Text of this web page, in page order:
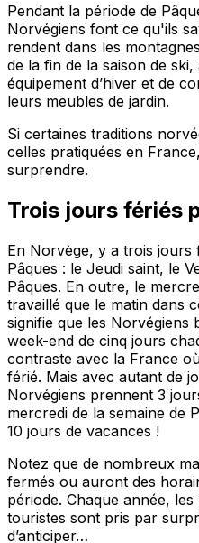
Pendant la période de
Norvégiens font ce qu'ils
rendent dans les
de la fin de la saison de
équipement d’hiver et de
leurs meubles de jardin.
Si certaines traditions
celles pratiquées en
surprendre.
Trois jours fériés
En Norvège, y a trois jours
Pâques : le Jeudi saint, le
Pâques. En outre, le
travaillé que le matin dans
signifie que les
week-end de cinq jours
contraste avec la France
férié. Mais avec autant de
Norvégiens prennent 3
mercredi de la semaine de
10 jours de vacances !
Notez que de nombreux
fermés ou auront des
période. Chaque année,
touristes sont pris par
d’anticiper…